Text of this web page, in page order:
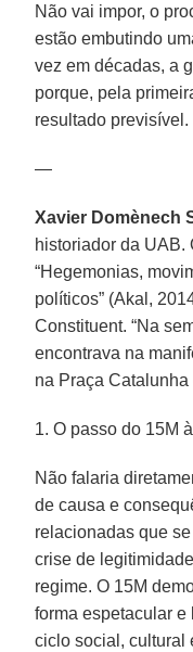
Não vai impor, o
estão embutindo
vez em décadas, a
porque, pela
resultado previsível.
—
Xavier Domènech
historiador da UAB.
“Hegemonias,
políticos” (Akal,
Constituent. “Na
encontrava na
na Praça Catalunha
1. O passo do 15M
Não falaria
de causa e
relacionadas que
crise de
regime. O 15M
forma espetacular
ciclo social, cultural